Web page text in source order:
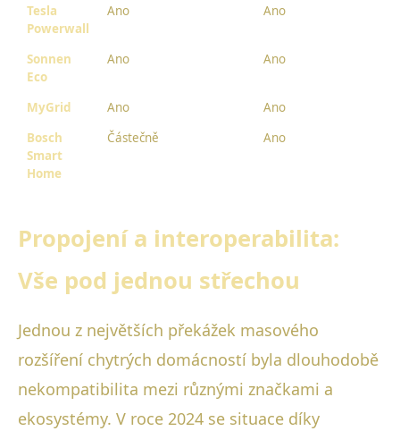
Tesla
Powerwall
Ano Ano
Sonnen
Eco
Ano Ano
MyGrid Ano
Ano
Bosch
Smart
Home
Částečně Ano
Propojení a interoperabilita:
Vše pod jednou střechou
Jednou z největších překážek masového
rozšíření chytrých domácností byla dlouhodobě
nekompatibilita mezi různými značkami a
ekosystémy. V roce 2024 se situace díky